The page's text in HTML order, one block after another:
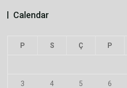
Calendar
P S Ç P
3 4 5 6